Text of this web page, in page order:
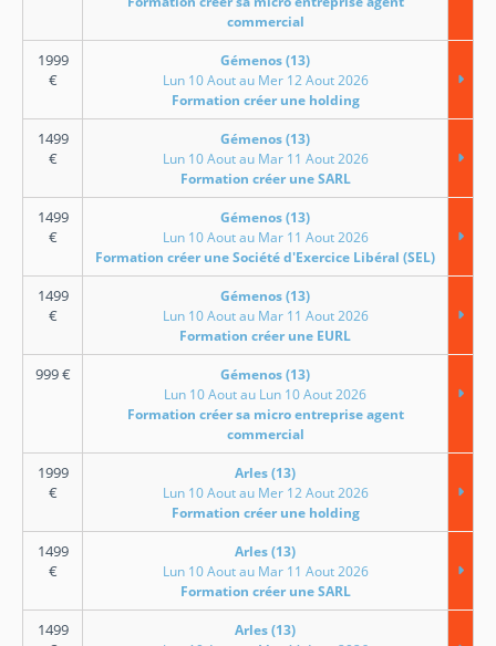
commercial
1999
€
Gémenos (13)
Lun 10 Aout au Mer 12 Aout 2026
Formation créer une holding
1499
€
Gémenos (13)
Lun 10 Aout au Mar 11 Aout 2026
Formation créer une SARL
1499
€
Gémenos (13)
Lun 10 Aout au Mar 11 Aout 2026
Formation créer une Société d'Exercice Libéral (SEL)
1499
€
Gémenos (13)
Lun 10 Aout au Mar 11 Aout 2026
Formation créer une EURL
999€
Gémenos (13)
Lun 10 Aout au Lun 10 Aout 2026
Formation créer sa micro entreprise agent
commercial
1999
€
Arles (13)
Lun 10 Aout au Mer 12 Aout 2026
Formation créer une holding
1499
€
Arles (13)
Lun 10 Aout au Mar 11 Aout 2026
Formation créer une SARL
1499
Arles (13)